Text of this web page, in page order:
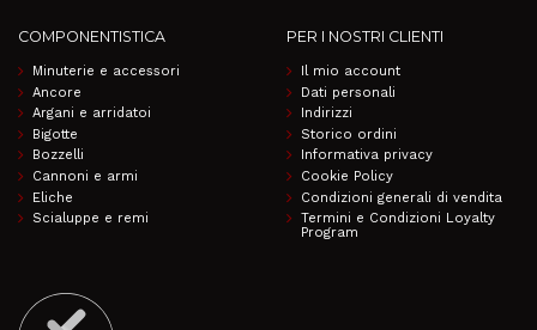
COMPONENTISTICA
Minuterie e accessori
Ancore
Argani e arridatoi
Bigotte
Bozzelli
Cannoni e armi
Eliche
Scialuppe e remi
PER I NOSTRI CLIENTI
Il mio account
Dati personali
Indirizzi
Storico ordini
Informativa privacy
Cookie Policy
Condizioni generali di vendita
Termini e Condizioni Loyalty
Program